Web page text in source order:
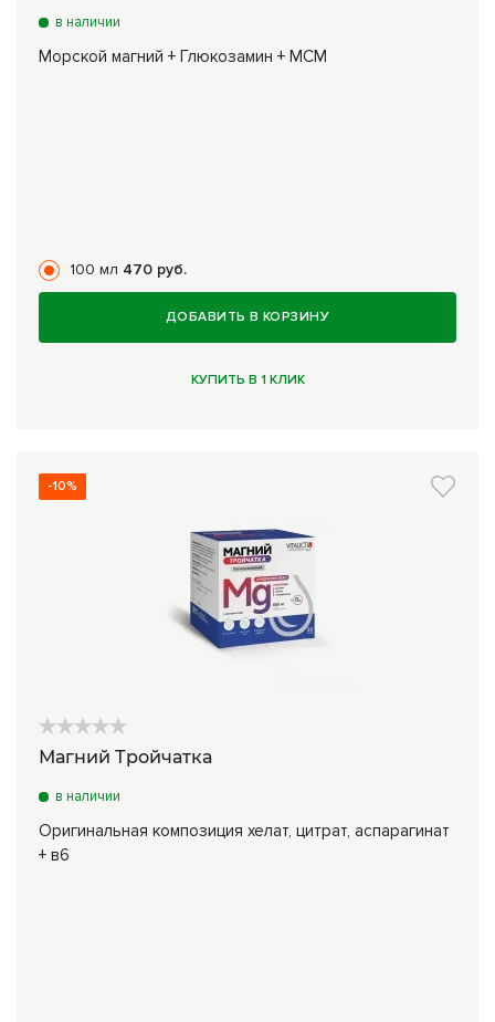
в наличии
Морской магний + Глюкозамин + МСМ
100 мл 470 руб.
ДОБАВИТЬ В КОРЗИНУ
КУПИТЬ В 1 КЛИК
-10%
Магний Тройчатка
в наличии
Оригинальная композиция хелат, цитрат, аспарагинат
+ в6